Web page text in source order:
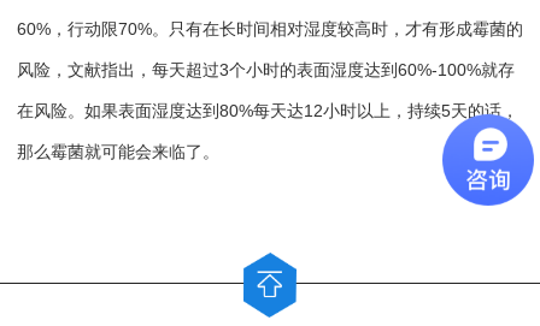
60%，行动限70%。只有在长时间相对湿度较高时，才有形成霉菌的
风险，文献指出，每天超过3个小时的表面湿度达到60%-100%就存
在风险。如果表面湿度达到80%每天达12小时以上，持续5天的话，
那么霉菌就可能会来临了。